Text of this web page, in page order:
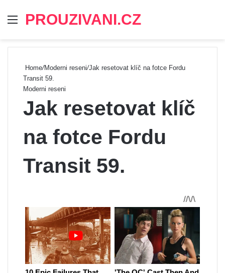
Menu
PROUZIVANI.CZ
Home/Moderni reseni/Jak resetovat klíč na fotce Fordu
Transit 59.
Moderni reseni
Jak resetovat klíč
na fotce Fordu
Transit 59.